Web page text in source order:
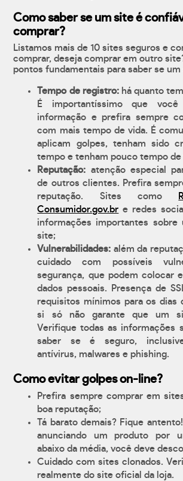
Como saber se um site é
comprar?
Listamos mais de 10 sites seguros e
comprar, deseja comprar em outro
pontos fundamentais para saber se
Tempo de registro:há quanto
É importantíssimo que
informação e prefira sempre
com mais tempo de vida. É
aplicam golpes, tenham sido
tempo e tenham pouco tempo de
Reputação: atenção especial
de outros clientes. Prefira
reputação. Sites como
Consumidor.gov.br e redes
informações importantes sobre
site;
Vulnerabilidades: além da
cuidado com possíveis
segurança, que podem colocar
dados pessoais. Presença de
requisitos mínimos para os dias
si só não garante que um
Verifique todas as informações
saber se é seguro,
antívirus, malwares e phishing.
Como evitar golpes on-line?
Prefira sempre comprar em
boa reputação;
Tá barato demais? Fique
anunciando um produto por
abaixo da média, você deve
Cuidado com sites clonados.
realmente do site oficial da loja.